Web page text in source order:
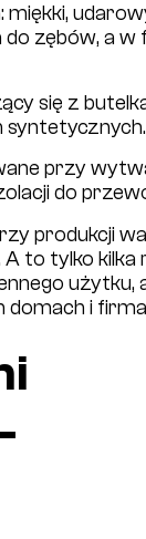
zębów, a w
się z
syntetycznych.
przy
do
produkcji
A to tylko kilka
użytku,
i